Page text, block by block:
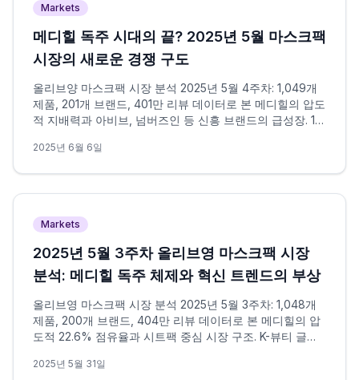
Markets
메디힐 독주 시대의 끝? 2025년 5월 마스크팩
시장의 새로운 경쟁 구도
올리브양 마스크팩 시장 분석 2025년 5월 4주차: 1,049개
제품, 201개 브랜드, 401만 리뷰 데이터로 본 메디힐의 압도
적 지배력과 아비브, 넘버즈인 등 신흥 브랜드의 급성장. 14
2025년 6월 6일
Markets
2025년 5월 3주차 올리브영 마스크팩 시장
분석: 메디힐 독주 체제와 혁신 트렌드의 부상
올리브영 마스크팩 시장 분석 2025년 5월 3주차: 1,048개
제품, 200개 브랜드, 404만 리뷰 데이터로 본 메디힐의 압
도적 22.6% 점유율과 시트팩 중심 시장 구조. K-뷰티 글로
2025년 5월 31일